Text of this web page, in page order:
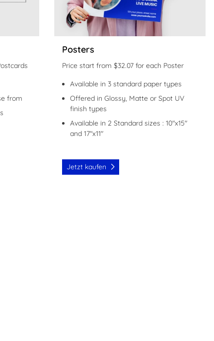
from
Posters
Price start from $32.07 for each Poster
Available in 3 standard paper types
Offered in Glossy, Matte or Spot UV
finish types
Available in 2 Standard sizes : 10"x15"
and 17"x11"
Jetzt kaufen